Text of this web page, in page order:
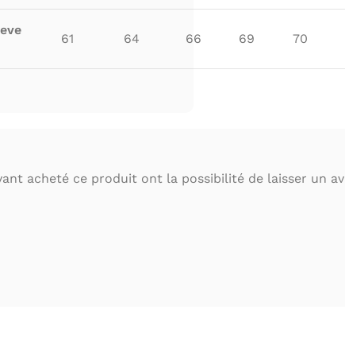
61 64 66 69 70
acheté ce produit ont la possibilité de laisser un